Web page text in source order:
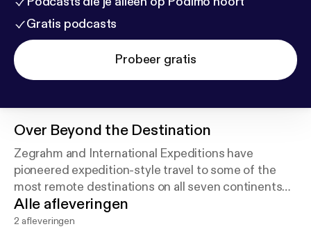
Gratis podcasts
Probeer gratis
Over Beyond the Destination
Zegrahm and International Expeditions have
pioneered expedition-style travel to some of the
most remote destinations on all seven continents
and given explorers like you the opportunity to
experience the world.
Alle afleveringen
2 afleveringen